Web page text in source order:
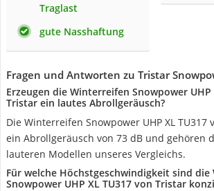
Traglast
gute Nasshaftung
Fragen und Antworten zu Tristar
Erzeugen die Winterreifen Snowpower UHP
Tristar ein lautes Abrollgeräusch?
Die Winterreifen Snowpower UHP XL TU317
ein Abrollgeräusch von 73 dB und gehören
lauteren Modellen unseres Vergleichs.
Für welche Höchstgeschwindigkeit sind
Snowpower UHP XL TU317 von Tristar